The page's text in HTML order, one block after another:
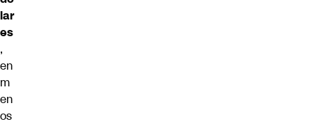
lar
es
,
en
m
en
os